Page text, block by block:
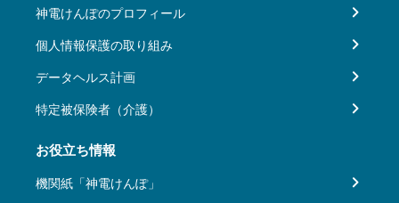
神電けんぽのプロフィール
個人情報保護の取り組み
データヘルス計画
特定被保険者（介護）
お役立ち情報
機関紙「神電けんぽ」